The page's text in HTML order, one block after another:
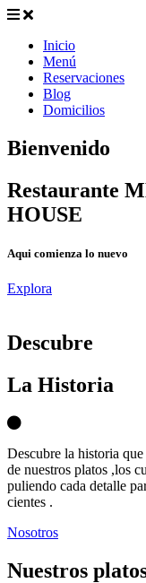
Inicio
Menú
Reservaciones
Blog
Domicilios
Bienvenido
Restaurante
HOUSE
Aqui comienza lo nuevo
Explora
Descubre
La Historia
Descubre la historia
de nuestros platos ,los
puliendo cada detalle
cientes .
Nosotros
Nuestros